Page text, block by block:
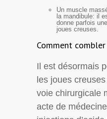
Un muscle
la mandibule: il
donne parfois
joues creuses.
Comment combler
Il est désormais
les joues
voie chirurgicale
acte de